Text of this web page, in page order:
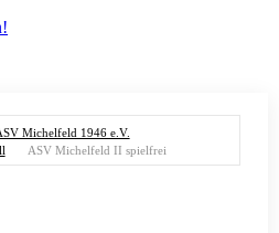
Michelfeld 1946 e.V.
ASV Michelfeld II spielfrei